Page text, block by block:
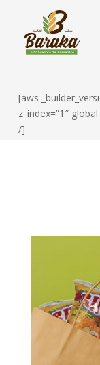
[aws
z_index=”1″
/]